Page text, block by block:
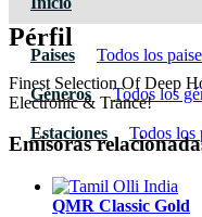
Paises Todos los
Géneros Todos los
Estaciones Todos los
Pérfil
Finest Selection Of Deep
Electronic & Trance!
Emisoras
QMR Classic Gold